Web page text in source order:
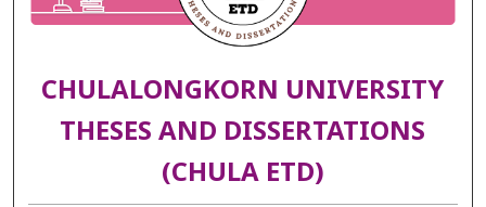
CHULALONGKORN UNIVERSITY
THESES AND DISSERTATIONS
(CHULA ETD)